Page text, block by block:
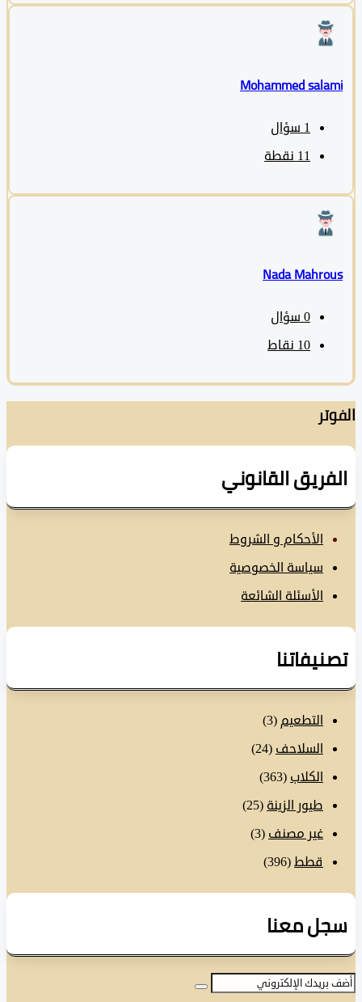
Mohammed
سؤال
نقطة
Nada
سؤال
نقاط
القانوني
الأحكام و الشروط
سياسة الخصوصية
الأسئلة الشائعة
التطعيم(3)
السلاحف(24)
الكلاب(363)
طيور الزينة (25)
غير مصنف(3)
قطط
(396)
معنا